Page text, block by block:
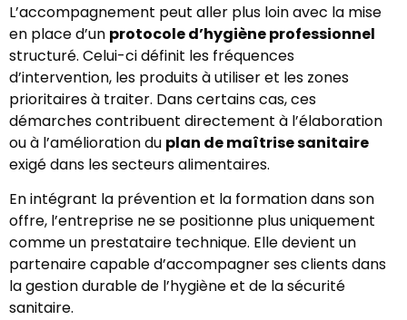
L’accompagnement peut aller plus loin avec la mise
en place d’un protocole d’hygiène professionnel
structuré. Celui-ci définit les fréquences
d’intervention, les produits à utiliser et les zones
prioritaires à traiter. Dans certains cas, ces
démarches contribuent directement à l’élaboration
ou à l’amélioration du plan de maîtrise sanitaire
exigé dans les secteurs alimentaires.
En intégrant la prévention et la formation dans son
offre, l’entreprise ne se positionne plus uniquement
comme un prestataire technique. Elle devient un
partenaire capable d’accompagner ses clients dans
la gestion durable de l’hygiène et de la sécurité
sanitaire.